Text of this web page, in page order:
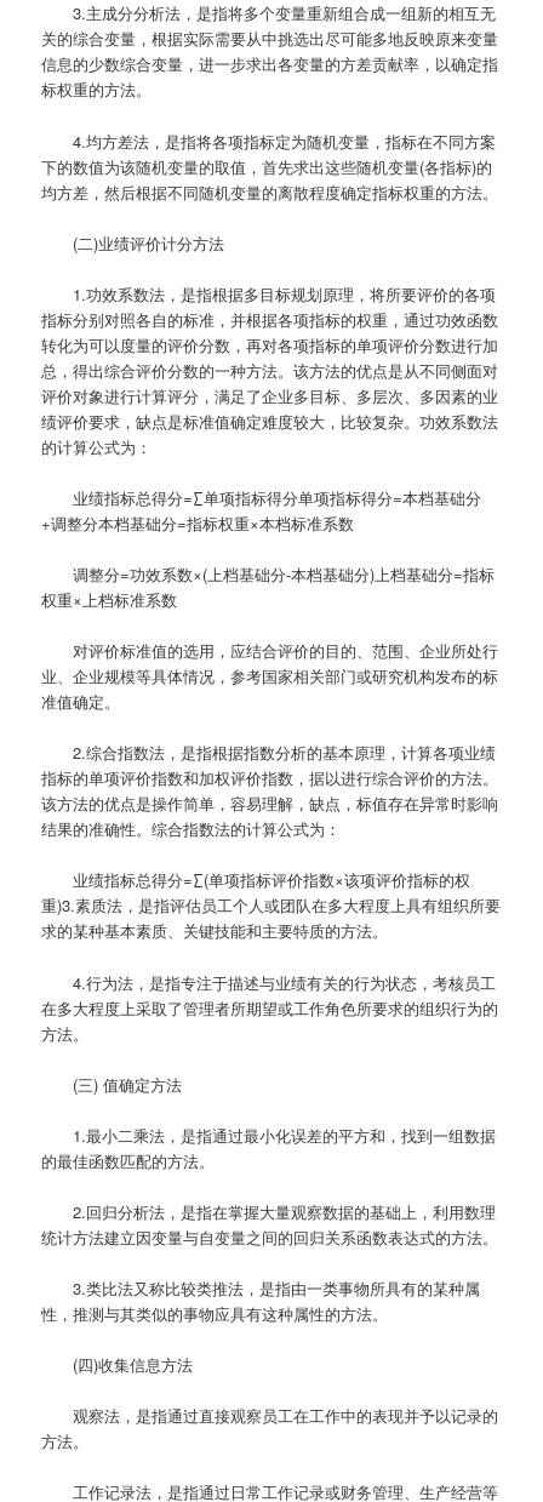
3.主成分分析法，是指将多个变量重新组合成一组新的相互无
关的综合变量，根据实际需要从中挑选出尽可能多地反映原来变量
信息的少数综合变量，进一步求出各变量的方差贡献率，以确定指
标权重的方法。
4.均方差法，是指将各项指标定为随机变量，指标在不同方案
下的数值为该随机变量的取值，首先求出这些随机变量(各指标)的
均方差，然后根据不同随机变量的离散程度确定指标权重的方法。
(二)业绩评价计分方法
1.功效系数法，是指根据多目标规划原理，将所要评价的各项
指标分别对照各自的标准，并根据各项指标的权重，通过功效函数
转化为可以度量的评价分数，再对各项指标的单项评价分数进行加
总，得出综合评价分数的一种方法。该方法的优点是从不同侧面对
评价对象进行计算评分，满足了企业多目标、多层次、多因素的业
绩评价要求，缺点是标准值确定难度较大，比较复杂。功效系数法
的计算公式为：
业绩指标总得分=∑单项指标得分单项指标得分=本档基础分
+调整分本档基础分=指标权重×本档标准系数
调整分=功效系数×(上档基础分-本档基础分)上档基础分=指标
权重×上档标准系数
对评价标准值的选用，应结合评价的目的、范围、企业所处行
业、企业规模等具体情况，参考国家相关部门或研究机构发布的标
准值确定。
2.综合指数法，是指根据指数分析的基本原理，计算各项业绩
指标的单项评价指数和加权评价指数，据以进行综合评价的方法。
该方法的优点是操作简单，容易理解，缺点，标值存在异常时影响
结果的准确性。综合指数法的计算公式为：
业绩指标总得分=∑(单项指标评价指数×该项评价指标的权
重)3.素质法，是指评估员工个人或团队在多大程度上具有组织所要
求的某种基本素质、关键技能和主要特质的方法。
4.行为法，是指专注于描述与业绩有关的行为状态，考核员工
在多大程度上采取了管理者所期望或工作角色所要求的组织行为的
方法。
(三) 值确定方法
1.最小二乘法，是指通过最小化误差的平方和，找到一组数据
的最佳函数匹配的方法。
2.回归分析法，是指在掌握大量观察数据的基础上，利用数理
统计方法建立因变量与自变量之间的回归关系函数表达式的方法。
3.类比法又称比较类推法，是指由一类事物所具有的某种属
性，推测与其类似的事物应具有这种属性的方法。
(四)收集信息方法
观察法，是指通过直接观察员工在工作中的表现并予以记录的
方法。
工作记录法，是指通过日常工作记录或财务管理、生产经营等